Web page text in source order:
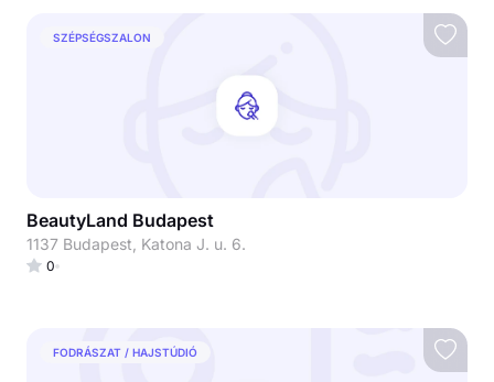
SZÉPSÉGSZALON
BeautyLand Budapest
1137 Budapest, Katona J. u. 6.
0
FODRÁSZAT / HAJSTÚDIÓ